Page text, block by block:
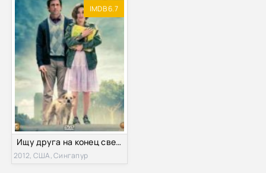
IMDB 6.7
Ищу друга на конец света (2012)
2012, США, Сингапур